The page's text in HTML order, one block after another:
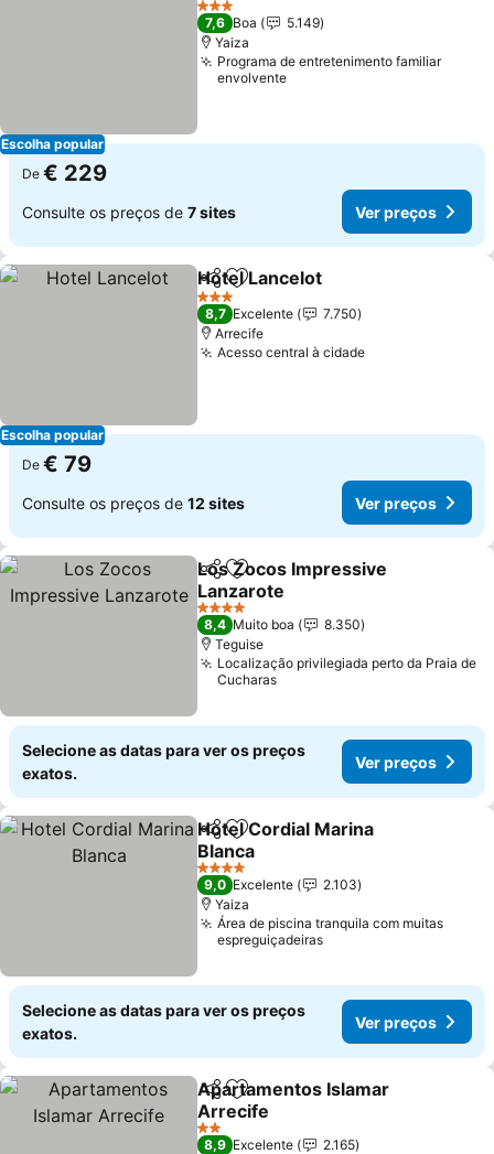
Escolha popular
3 Estrelas
7,6 Boa
5.149
Yaiza
Programa de entretenimento familiar
envolvente
De € 229
Consulte os preços de 7 sites Ver preços
Escolha popular
PartilharAdicionar aos favoritos
Hotel Lancelot
3 Estrelas
8,7 Excelente
7.750
Arrecife
Acesso central à cidadeVer preços
De € 79
Consulte os preços de 12 sites Ver preços
PartilharAdicionar aos favoritos
Los Zocos Impressive
Lanzarote
Ver preços
4 Estrelas
8,4 Muito boa
8.350
Teguise
Localização privilegiada perto da Praia de
Cucharas
Selecione as datas para ver os preços
exatos.
Ver preços
PartilharAdicionar aos favoritos
Hotel Cordial Marina
Blanca
Ver preços
4 Estrelas
9,0 Excelente
2.103
Yaiza
Área de piscina tranquila com muitas
espreguiçadeiras
Selecione as datas para ver os preços
exatos.
Ver preços
PartilharAdicionar aos favoritos
Apartamentos Islamar
Arrecife
Ver preços
2 Estrelas
8,9 Excelente
2.165